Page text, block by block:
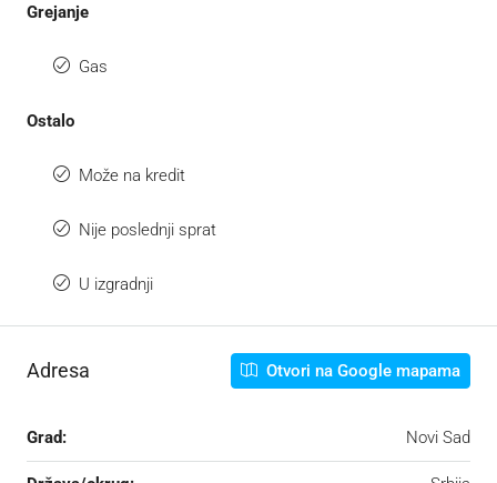
Grejanje
Gas
Ostalo
Može na kredit
Nije poslednji sprat
U izgradnji
Adresa Otvori na Google mapama
Grad: Novi Sad